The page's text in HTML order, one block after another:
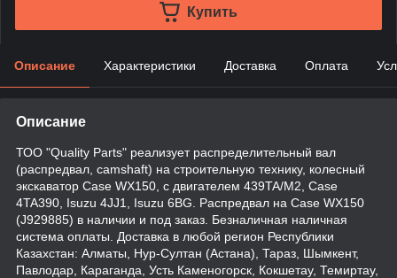
Купить
Описание Характеристики Доставка Оплата
Описание
ТОО "Quality Parts" реализует распределительный вал
(распредвал, camshaft) на строительную технику, колесный
экскаватор Case WX150, с двигателем 439TA/M2, Case
4TA390, Isuzu 4JJ1, Isuzu 6BG. Распредвал на Case WX150
(J929885) в наличии и под заказ. Безналичная наличная
система оплаты. Доставка в любой регион Республики
Казахстан: Алматы, Нур-Султан (Астана), Тараз, Шымкент,
Павлодар, Караганда, Усть Каменогорск, Кокшетау, Темиртау,